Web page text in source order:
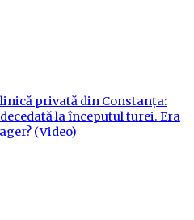
privată din Constanța:
la începutul turei. Era
(Video)